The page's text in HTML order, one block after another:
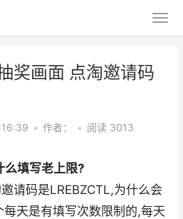
奖画面 点淘邀请码
• 作者： • 阅读 3013
么填写老上限?
请码是LREBZCTL,为什么会
天是有填写次数限制的,每天